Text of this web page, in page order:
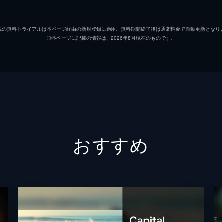
無料トライアルは本ページ経由の新規登録に適用。無料期間終了後は通常料金で自動更新となり
◎本ページに記載の情報は、2026年8月現在のものです。
おすすめ